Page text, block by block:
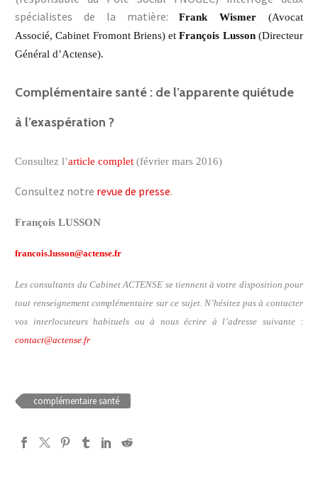
spécialistes de la matière:Frank Wismer (Avocat
Associé,Cabinet Fromont Briens) etFrançois Lusson(Directeur
Général d’Actense).
Complémentaire santé : de l’apparente quiétude
à l’exaspération ?
Consultez l’article complet (février mars 2016)
Consultez notre revue de presse.
François LUSSON
francois.lusson@actense.fr
Les consultants du Cabinet ACTENSE se tiennent à votre disposition pour
tout renseignement complémentaire sur ce sujet. N’hésitez pas à contacter
vos interlocuteurs habituels ou à nous écrire à l’adresse suivante :
contact@actense.fr
complémentaire santé